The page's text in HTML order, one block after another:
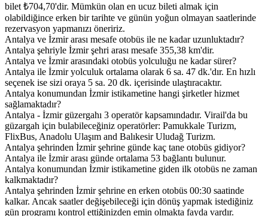
bilet ₺704,70'dir. Mümkün olan en ucuz bileti almak için
olabildiğince erken bir tarihte ve günün yoğun olmayan saatlerinde
rezervasyon yapmanızı öneririz.
Antalya ve İzmir arası mesafe otobüs ile ne kadar uzunluktadır?
Antalya şehriyle İzmir şehri arası mesafe 355,38 km'dir.
Antalya ve İzmir arasındaki otobüs yolculuğu ne kadar sürer?
Antalya ile İzmir yolculuk ortalama olarak 6 sa. 47 dk.'dır. En hızlı
seçenek ise sizi oraya 5 sa. 20 dk. içerisinde ulaştıracaktır.
Antalya konumundan İzmir istikametine hangi şirketler hizmet
sağlamaktadır?
Antalya - İzmir güzergahı 3 operatör kapsamındadır. Virail'da bu
güzargah için bulabileceğiniz operatörler: Pamukkale Turizm,
FlixBus, Anadolu Ulaşım and Balıkesir Uludağ Turizm.
Antalya şehrinden İzmir şehrine günde kaç tane otobüs gidiyor?
Antalya ile İzmir arası günde ortalama 53 bağlantı bulunur.
Antalya konumundan İzmir istikametine giden ilk otobüs ne zaman
kalkmaktadır?
Antalya şehrinden İzmir şehrine en erken otobüs 00:30 saatinde
kalkar. Ancak saatler değişebileceği için dönüş yapmak istediğiniz
gün programı kontrol ettiğinizden emin olmakta fayda vardır.